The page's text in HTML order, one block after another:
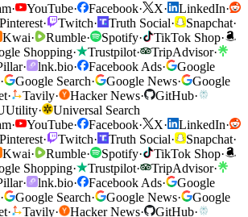
· YouTube· Facebook· X· LinkedIn·
Pinterest· Twitch· Truth Social· Snapchat·
Kwai· Rumble· Spotify· TikTok Shop·
Shopping· Trustpilot· TripAdvisor·
· lnk.bio· Facebook Ads·
Google
· Google Search· Google News·
Google
· Tavily· Hacker News· GitHub·
Utility·
Universal Search
· YouTube· Facebook· X· LinkedIn·
Pinterest· Twitch· Truth Social· Snapchat·
Kwai· Rumble· Spotify· TikTok Shop·
Shopping· Trustpilot· TripAdvisor·
· lnk.bio· Facebook Ads·
Google
· Google Search· Google News·
Google
· Tavily· Hacker News· GitHub·